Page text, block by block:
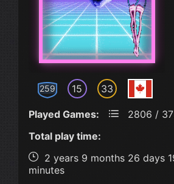
259 15 33
Played Games:
2806 /
Total play time:
2 years 9 months 26 days
minutes